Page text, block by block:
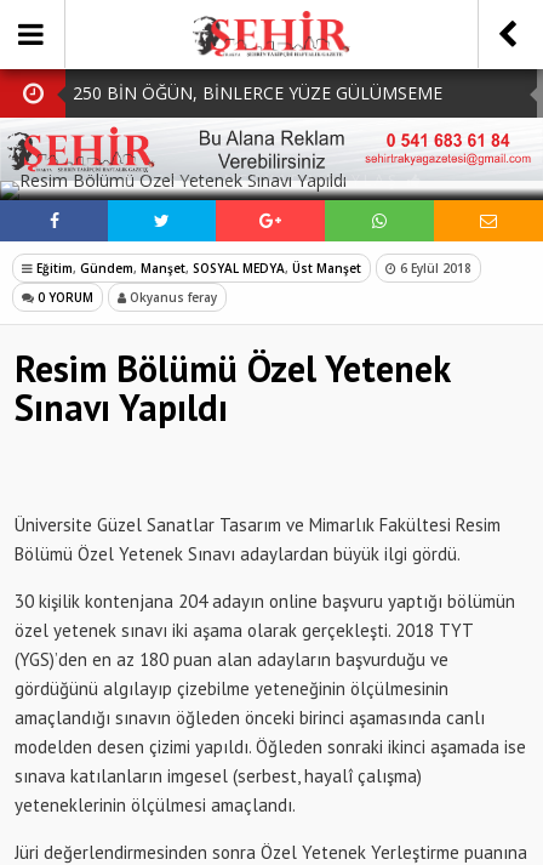
250 BİN ÖĞÜN, BİNLERCE YÜZE GÜLÜMSEME
BAŞKAN MÜGE YILDIZ TOPAK: ‘SOSYAL
BELEDİYECİLİKTE HİÇBİR HEMŞERİMİZİ YALNIZ
BIRAKMIYORUZ!’
MHP Çorlu İlçe Teşkilatında Yeni Dönem Başladı:
Mazbatalar Alındı
Dolu Vurdu, Büyükşehir Üreticiyi Yalnız Bırakmadı
SOFRALARDA BEREKETİ, GÖNÜLLERDE DAYANIŞMAYI
SOSYAL MEDYADA PAYLAŞ
Eğitim, Gündem, Manşet, SOSYAL MEDYA, Üst Manşet
6 Eylül 2018
0 YORUM
Okyanus feray
Resim Bölümü Özel Yetenek
Sınavı Yapıldı
Üniversite Güzel Sanatlar Tasarım ve Mimarlık Fakültesi Resim
Bölümü Özel Yetenek Sınavı adaylardan büyük ilgi gördü.
30 kişilik kontenjana 204 adayın online başvuru yaptığı bölümün
özel yetenek sınavı iki aşama olarak gerçekleşti. 2018 TYT
(YGS)’den en az 180 puan alan adayların başvurduğu ve
gördüğünü algılayıp çizebilme yeteneğinin ölçülmesinin
amaçlandığı sınavın öğleden önceki birinci aşamasında canlı
modelden desen çizimi yapıldı. Öğleden sonraki ikinci aşamada ise
sınava katılanların imgesel (serbest, hayalî çalışma)
yeteneklerinin ölçülmesi amaçlandı.
Jüri değerlendirmesinden sonra Özel Yetenek Yerleştirme puanına